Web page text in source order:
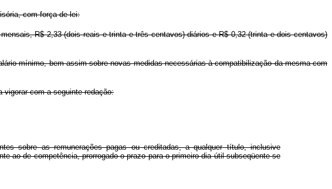
com força de lei:
R$ 2,33 (dois reais e trinta e três centavos) diários e R$ 0,32 (trinta e dois centavos)
mínimo, bem assim sobre novas medidas necessárias à compatibilização da mesma com
vigorar com a seguinte redação:
sobre as remunerações pagas ou creditadas, a qualquer título, inclusive
ao de competência, prorrogado o prazo para o primeiro dia útil subseqüente se